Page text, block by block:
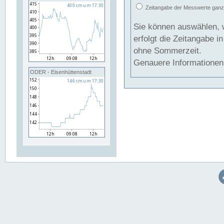
ODER - Eisenhüttenstadt
Zeitangabe der Messwerte
Sie können auswählen,
erfolgt die Zeitangabe
ohne Sommerzeit.
Genauere